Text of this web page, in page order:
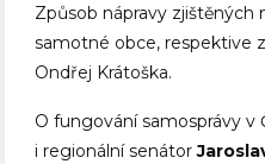
Způsob nápravy
samotné obce, respektive
Ondřej Krátoška.
O fungování samosprávy v
i regionální senátor